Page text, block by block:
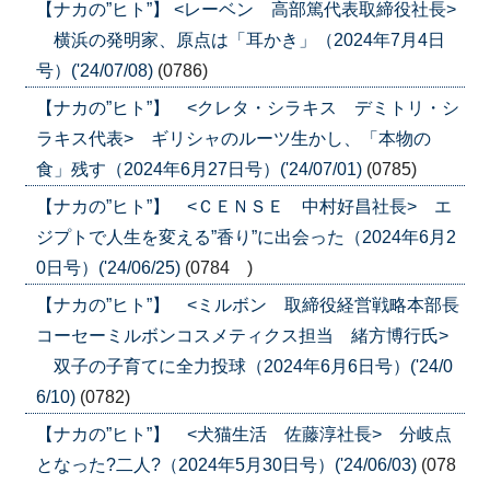
【ナカの”ヒト”】 <レーベン 高部篤代表取締役社長>
横浜の発明家、原点は「耳かき」（2024年7月4日
号）('24/07/08) (0786)
【ナカの”ヒト”】 <クレタ・シラキス デミトリ・シ
ラキス代表> ギリシャのルーツ生かし、「本物の
食」残す（2024年6月27日号）('24/07/01) (0785)
【ナカの”ヒト”】 <ＣＥＮＳＥ 中村好昌社長> エ
ジプトで人生を変える”香り”に出会った（2024年6月2
0日号）('24/06/25) (0784 )
【ナカの”ヒト”】 <ミルボン 取締役経営戦略本部長
コーセーミルボンコスメティクス担当 緒方博行氏>
双子の子育てに全力投球（2024年6月6日号）('24/0
6/10) (0782)
【ナカの”ヒト”】 <犬猫生活 佐藤淳社長> 分岐点
となった?二人?（2024年5月30日号）('24/06/03) (078